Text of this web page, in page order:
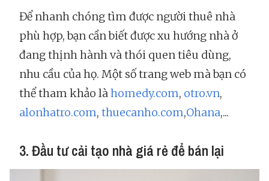
Để nhanh chóng tìm được người thuê nhà
phù hợp, bạn cần biết được xu hướng nhà ở
đang thịnh hành và thói quen tiêu dùng,
nhu cầu của họ. Một số trang web mà bạn có
thể tham khảo làhomedy.com, otro.vn,
alonhatro.com, thuecanho.com,Ohana,...
3. Đầu tư cải tạo nhà giá rẻ để bán lại